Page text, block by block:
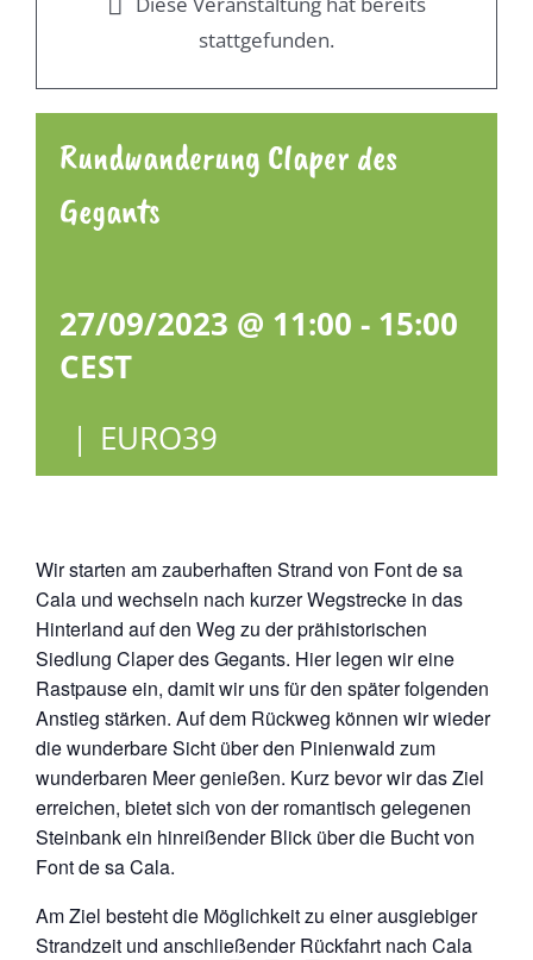
stattgefunden.
Rundwanderung Claper des
Gegants
27/09/2023 @ 11:00 - 15:00
CEST
| EURO39
Wir starten am zauberhaften Strand von Font de sa
Cala und wechseln nach kurzer Wegstrecke in das
Hinterland auf den Weg zu der prähistorischen
Siedlung Claper des Gegants. Hier legen wir eine
Rastpause ein, damit wir uns für den später folgenden
Anstieg stärken. Auf dem Rückweg können wir wieder
die wunderbare Sicht über den Pinienwald zum
wunderbaren Meer genießen. Kurz bevor wir das Ziel
erreichen, bietet sich von der romantisch gelegenen
Steinbank ein hinreißender Blick über die Bucht von
Font de sa Cala.
Am Ziel besteht die Möglichkeit zu einer ausgiebiger
Strandzeit und anschließender Rückfahrt nach Cala